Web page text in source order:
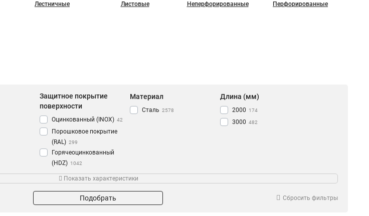
Лестничные Листовые Неперфорированные Перфорированные
Защитное покрытие
поверхности
Оцинкованный (INOX) 42
Порошковое покрытие
(RAL) 299
Горячеоцинкованный
(HDZ) 1042
Защитное покрытие
поверхности 136
Материал
Сталь 2578
Длина (мм)
2000 174
3000 482
Назначение
для прокладки кабелей
2573
Показать характеристики
Подобрать Сбросить фильтры